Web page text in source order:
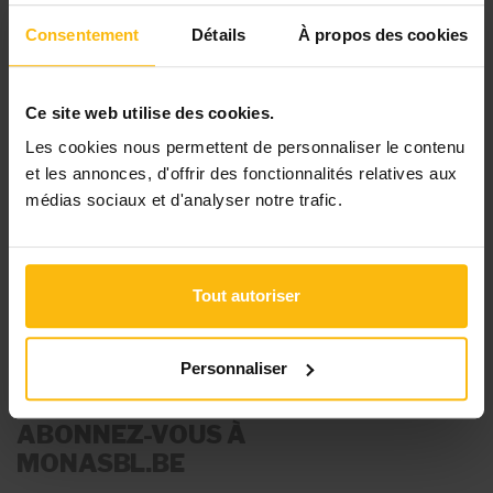
Consentement Détails À propos des cookies
Ce site web utilise des cookies.
Les cookies nous permettent de personnaliser le contenu
et les annonces, d'offrir des fonctionnalités relatives aux
médias sociaux et d'analyser notre trafic.
Tout autoriser
Personnaliser
vos besoins
ce n’est pas encore fait) et choisissez la formule
qui correspond à votre structure.
VOIR LES TARIFS
ABONNEZ-VOUS À
MONASBL.BE